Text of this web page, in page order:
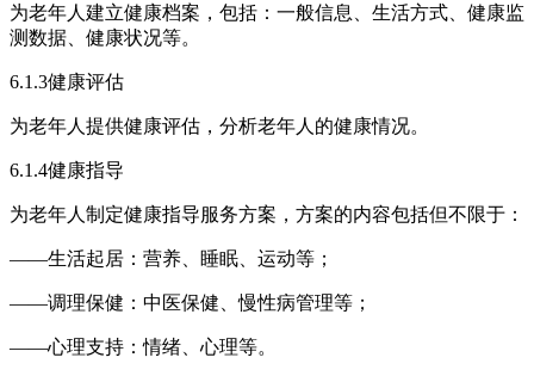
为老年人建立健康档案，包括：一般信息、生活方式、健康监
测数据、健康状况等。
6.1.3健康评估
为老年人提供健康评估，分析老年人的健康情况。
6.1.4健康指导
为老年人制定健康指导服务方案，方案的内容包括但不限于：
——生活起居：营养、睡眠、运动等；
——调理保健：中医保健、慢性病管理等；
——心理支持：情绪、心理等。